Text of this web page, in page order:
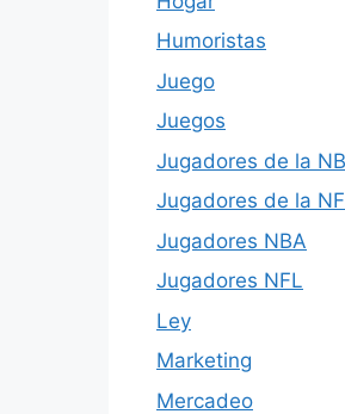
Humoristas
Juego
Juegos
Jugadores de la
Jugadores de la
Jugadores NBA
Jugadores NFL
Ley
Marketing
Mercadeo